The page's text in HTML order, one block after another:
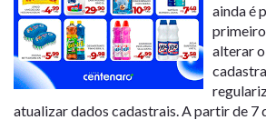
ainda é
alterar
atualizar dados cadastrais. A partir de 7